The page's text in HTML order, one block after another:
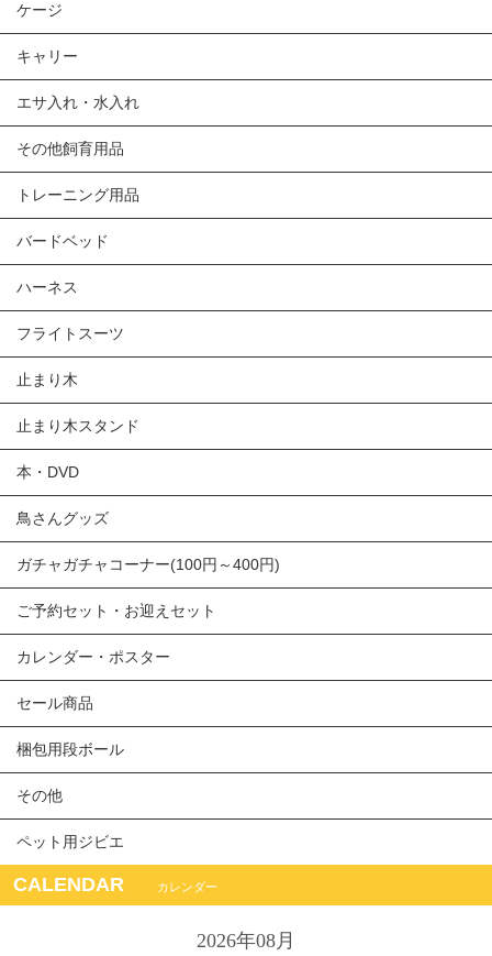
ケージ
キャリー
エサ入れ・水入れ
その他飼育用品
トレーニング用品
バードベッド
ハーネス
フライトスーツ
止まり木
止まり木スタンド
本・DVD
鳥さんグッズ
ガチャガチャコーナー(100円～400円)
ご予約セット・お迎えセット
カレンダー・ポスター
セール商品
梱包用段ボール
その他
ペット用ジビエ
CALENDAR カレンダー
2026年08月